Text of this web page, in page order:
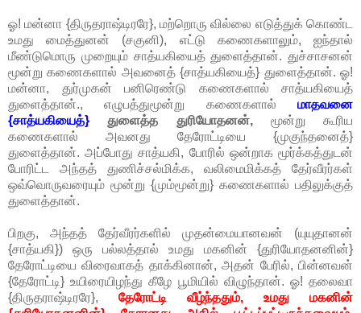
ஓ! மன்னா {திருதராஷ்டிரரே}, மற்றொரு வில்லை எடுத்துக் கொண்ட
உமது மைத்துனன் (சகுனி), எட்டு கணைகளாலும், ஐந்தால்
மீண்டுமொரு முறையும் சாத்யகியைத் துளைத்தான். துச்சாசனன்
மூன்று கணைகளால் அவனைத் {சாத்யகியைத்} துளைத்தான். ஓ!
மன்னா, துர்முகன் பனிரெண்டு கணைகளால் சாத்யகியைத்
துளைத்தான்., எழுபத்துமூன்று கணைகளால் மாதவனை
{சாத்யகியைத்}
துளைத்த துரியோதனன்,மூன்று கூரிய
கணைகளால் அவனது தேரோட்டியை {முகுந்தனைத்}
துளைத்தான். அப்போது சாத்யகி, போரில் ஒன்றாக மூர்க்கத்துடன்
போரிட்ட அந்தத் துணிச்சல்மிக்க, வலிமைமிக்கத் தேர்வீரர்கள்
ஒவ்வொருவரையும் மூன்று {மும்மூன்று} கணைகளால் பதிலுக்குத்
துளைத்தான்.
பிறகு, அந்தத் தேர்வீரர்களில் முதன்மையானவன் (யுயுதானன்
{சாத்யகி}) ஒரு பல்லத்தால் உமது மகனின் {துரியோதனனின்}
தேரோட்டியை விரைவாகத் தாக்கினான், அதன் பேரில், பின்னவன்
{தேரோட்டி} உயிரையிழந்து கீழே பூமியில் விழுந்தான். ஓ! தலைவா
{திருதராஷ்டிரரே}, தேரோட்டி வீழ்ந்ததும், உமது மகனின்